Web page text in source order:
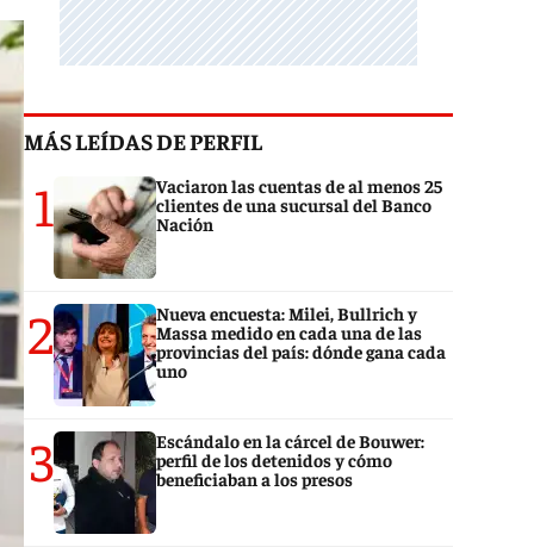
MÁS LEÍDAS DE PERFIL
1
Vaciaron las cuentas de al menos 25
clientes de una sucursal del Banco
Nación
2
Nueva encuesta: Milei, Bullrich y
Massa medido en cada una de las
provincias del país: dónde gana cada
uno
3
Escándalo en la cárcel de Bouwer:
perfil de los detenidos y cómo
beneficiaban a los presos